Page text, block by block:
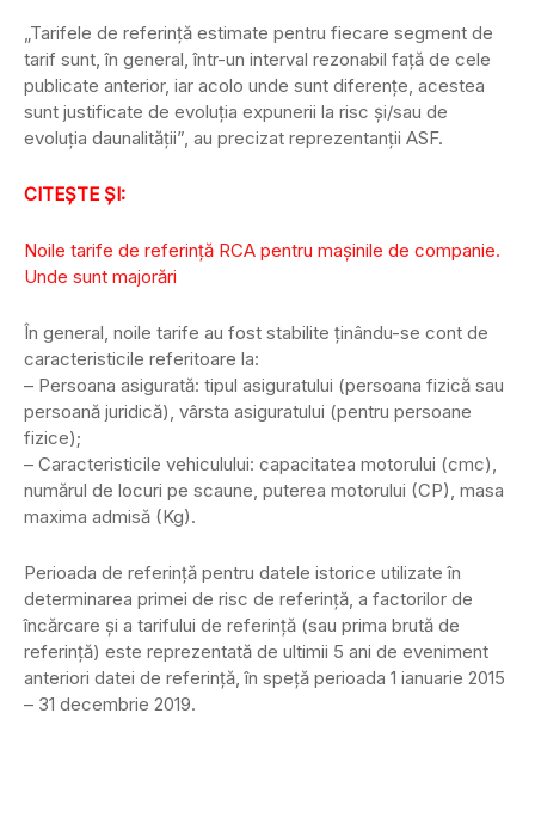
„Tarifele de referință estimate pentru fiecare segment de
tarif sunt, în general, într-un interval rezonabil față de cele
publicate anterior, iar acolo unde sunt diferențe, acestea
sunt justificate de evoluția expunerii la risc și/sau de
evoluția daunalității”, au precizat reprezentanții ASF.
CITEȘTE ȘI:
Noile tarife de referință RCA pentru mașinile de companie.
Unde sunt majorări
În general, noile tarife au fost stabilite ținându-se cont de
caracteristicile referitoare la:
– Persoana asigurată: tipul asiguratului (persoana fizică sau
persoană juridică), vârsta asiguratului (pentru persoane
fizice);
– Caracteristicile vehiculului: capacitatea motorului (cmc),
numărul de locuri pe scaune, puterea motorului (CP), masa
maxima admisă (Kg).
Perioada de referință pentru datele istorice utilizate în
determinarea primei de risc de referință, a factorilor de
încărcare și a tarifului de referință (sau prima brută de
referință) este reprezentată de ultimii 5 ani de eveniment
anteriori datei de referință, în speță perioada 1 ianuarie 2015
– 31 decembrie 2019.